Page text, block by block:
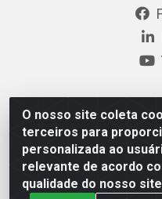
O nosso site coleta
terceiros para
personalizada ao
relevante de acordo
qualidade do nosso
Cescom Distribuidor -
Quartel, Linhares/